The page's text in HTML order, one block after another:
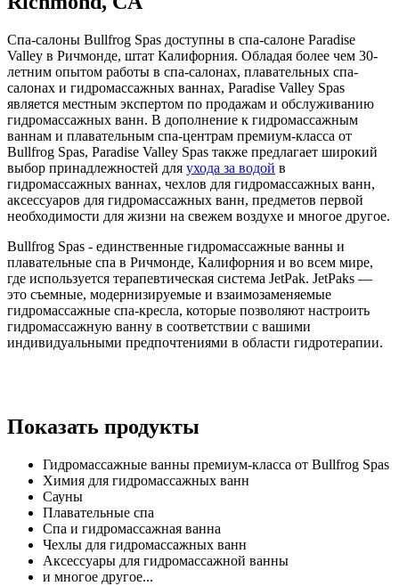
Спа-салоны Bullfrog Spas доступны в спа-салоне Paradise
Valley в Ричмонде, штат Калифорния. Обладая более чем 30-
летним опытом работы в спа-салонах, плавательных спа-
салонах и гидромассажных ваннах, Paradise Valley Spas
является местным экспертом по продажам и обслуживанию
гидромассажных ванн. В дополнение к гидромассажным
ваннам и плавательным спа-центрам премиум-класса от
Bullfrog Spas, Paradise Valley Spas также предлагает широкий
выбор принадлежностей для ухода за водой в
гидромассажных ваннах, чехлов для гидромассажных ванн,
аксессуаров для гидромассажных ванн, предметов первой
необходимости для жизни на свежем воздухе и многое другое.
Bullfrog Spas - единственные гидромассажные ванны и
плавательные спа в Ричмонде, Калифорния и во всем мире,
где используется терапевтическая система JetPak. JetPaks —
это съемные, модернизируемые и взаимозаменяемые
гидромассажные спа-кресла, которые позволяют настроить
гидромассажную ванну в соответствии с вашими
индивидуальными предпочтениями в области гидротерапии.
Показать продукты
Гидромассажные ванны премиум-класса от Bullfrog Spas
Химия для гидромассажных ванн
Сауны
Плавательные спа
Спа и гидромассажная ванна
Чехлы для гидромассажных ванн
Аксессуары для гидромассажной ванны
и многое другое...